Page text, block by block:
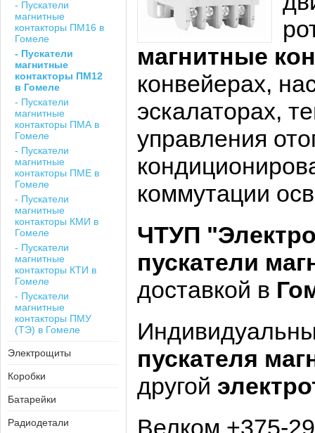
- Пускатели
магнитные
контакторы ПМ16 в
Гомеле
- Пускатели
магнитные
контакторы ПМ12
в Гомеле
- Пускатели
магнитные
контакторы ПМА в
Гомеле
- Пускатели
магнитные
контакторы ПМЕ в
Гомеле
- Пускатели
магнитные
контакторы КМИ в
Гомеле
- Пускатели
магнитные
контакторы КТИ в
Гомеле
- Пускатели
магнитные
контакторы ПМУ
(ТЭ) в Гомеле
Электрощиты
Коробки
Батарейки
Радиодетали
магнитные
конвейерах,
эскалаторах,
управления
коммутации
ЧТУП
пускатели
доставкой в
пускателя
другой
Велком +375-